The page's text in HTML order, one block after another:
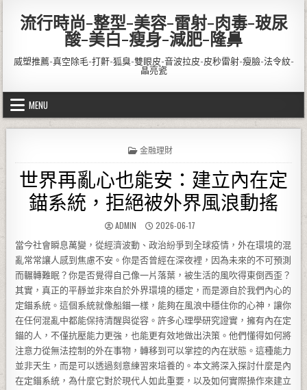
流行時尚-整型-美容-雷射-肉毒-玻尿
酸-美白-瘦身-減肥-隆鼻
威塑推薦-真空除毛-打鼾-狐臭-雙眼皮-音波拉皮-皮秒雷射-瘦臉-法令紋-
晶亮瓷
MENU
POSTED IN
金融理財
世界再亂心也能安：建立內在定
錨系統，拒絕被外界風浪動搖
AUTHOR:
ADMIN PUBLISHED DATE:
2026-06-17
當今社會瞬息萬變，從經濟波動、政治紛爭到全球疫情，外在環境的混
亂常常讓人感到焦慮不安。你是否曾經在深夜裡，因為未來的不可預測
而輾轉難眠？你是否覺得自己像一片落葉，被生活的風吹得東倒西歪？
其實，真正的平靜並非來自於外界環境的穩定，而是源自於我們內心的
定錨系統。這個系統就像船錨一樣，能夠在風浪中穩住你的心神，讓你
在任何混亂中都能保持清醒與從容。許多心理學研究證實，擁有內在定
錨的人，不僅抗壓能力更強，也能更有效地做出決策。他們懂得如何將
注意力從無法控制的外在事物，轉移到可以掌控的內在狀態。這種能力
並非天生，而是可以透過刻意練習來培養的。本文將深入探討什麼是內
在定錨系統，為什麼它對於現代人如此重要，以及如何實際操作來建立